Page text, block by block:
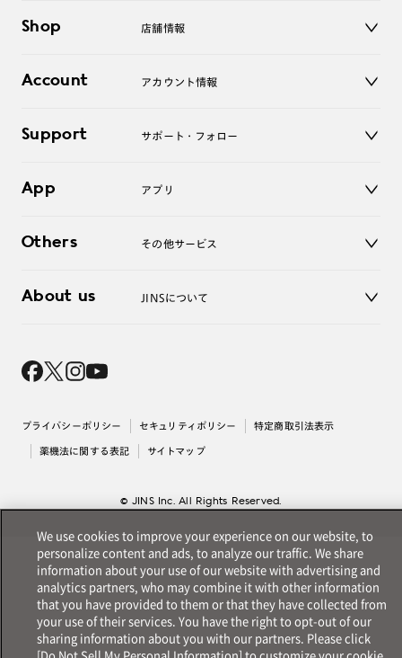
サングラス
コンタクトレンズ
アクセサリー
Shop 店舗情報
オンラインショップ
Account アカウント情報
ログアウト
Support サポート・フォロー
よくあるご質問
お問い合わせ
App アプリ
Others その他サービス
レンズ交換
About us JINSについて
採用情報
出店について
プライバシーポリシー セキュリティポリシー 特定商取引法表示
薬機法に関する表記 サイトマップ
© JINS Inc. All Rights Reserved.
We use cookies to improve your experience on our website, to
personalize content and ads, to analyze our traffic. We share
information about your use of our website with advertising and
analytics partners, who may combine it with other information
that you have provided to them or that they have collected from
your use of their services. You have the right to opt-out of our
sharing information about you with our partners. Please click